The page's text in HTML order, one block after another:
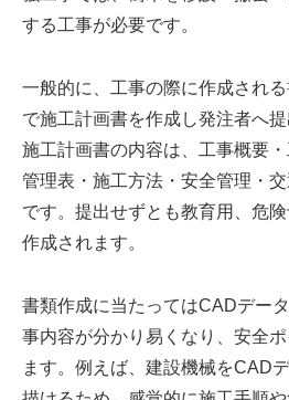
する工事が必要です。
一般的に、工事の際に作成され
で施工計画書を作成し発注者へ提
施工計画書の内容は、工事概要
管理表・施工方法・安全管理・
です。提出せずとも教育用、危
作成されます。
書類作成に当たってはCADデー
事内容が分かり易くなり、安全
ます。例えば、建設機械をCAD